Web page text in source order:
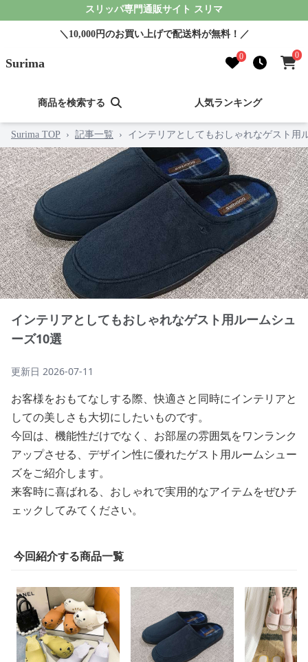
スリッパ専門通販サイト スリマ
＼10,000円のお買い上げで配送料が無料！／
Surima 0 0
商品を検索する 人気ランキング
Surima TOP › 記事一覧 › インテリアとしてもおしゃれなゲスト用
インテリアとしてもおしゃれなゲスト用ルームシュ
ーズ10選
更新日 2026-07-11
お客様をおもてなしする際、快適さと同時にインテリアと
しての美しさも大切にしたいものです。
今回は、機能性だけでなく、お部屋の雰囲気をワンランク
アップさせる、デザイン性に優れたゲスト用ルームシュー
ズをご紹介します。
来客時に喜ばれる、おしゃれで実用的なアイテムをぜひチ
ェックしてみてください。
今回紹介する商品一覧